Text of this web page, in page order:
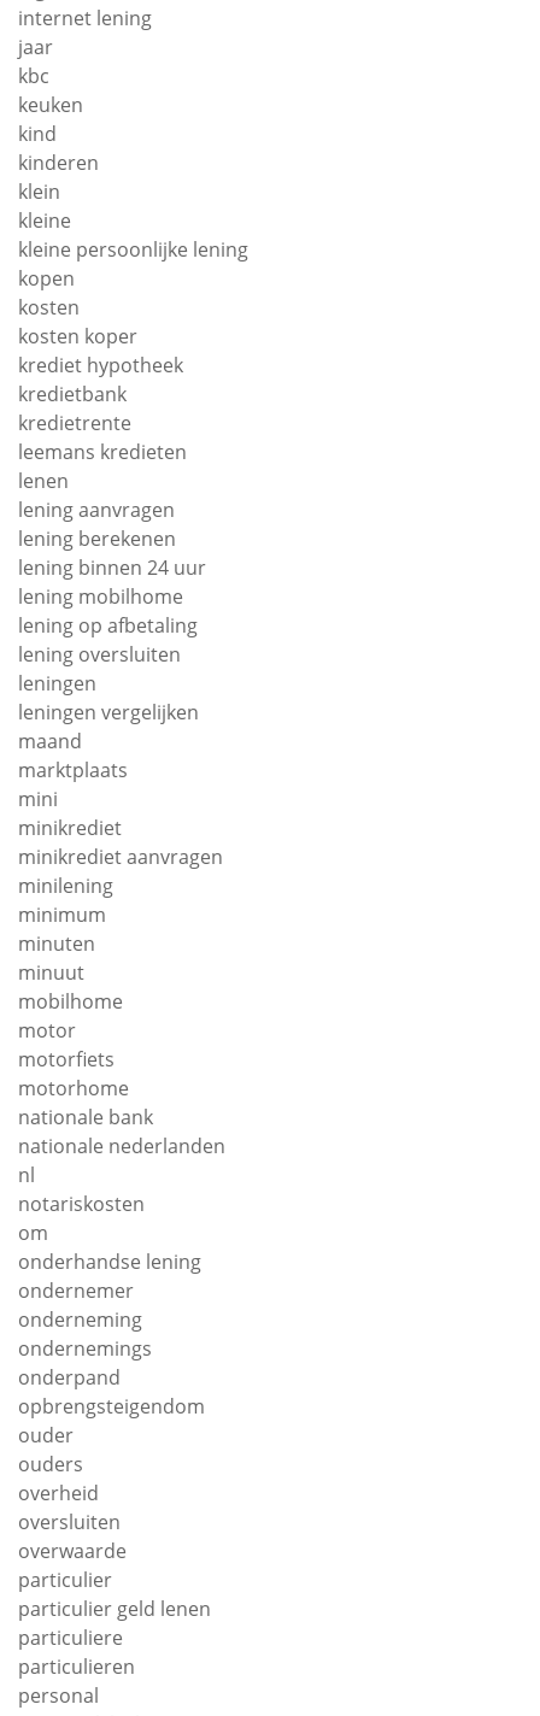
internet lening
jaar
kbc
keuken
kind
kinderen
klein
kleine
kleine persoonlijke lening
kopen
kosten
kosten koper
krediet hypotheek
kredietbank
kredietrente
leemans kredieten
lenen
lening aanvragen
lening berekenen
lening binnen 24 uur
lening mobilhome
lening op afbetaling
lening oversluiten
leningen
leningen vergelijken
maand
marktplaats
mini
minikrediet
minikrediet aanvragen
minilening
minimum
minuten
minuut
mobilhome
motor
motorfiets
motorhome
nationale bank
nationale nederlanden
nl
notariskosten
om
onderhandse lening
ondernemer
onderneming
ondernemings
onderpand
opbrengsteigendom
ouder
ouders
overheid
oversluiten
overwaarde
particulier
particulier geld lenen
particuliere
particulieren
personal